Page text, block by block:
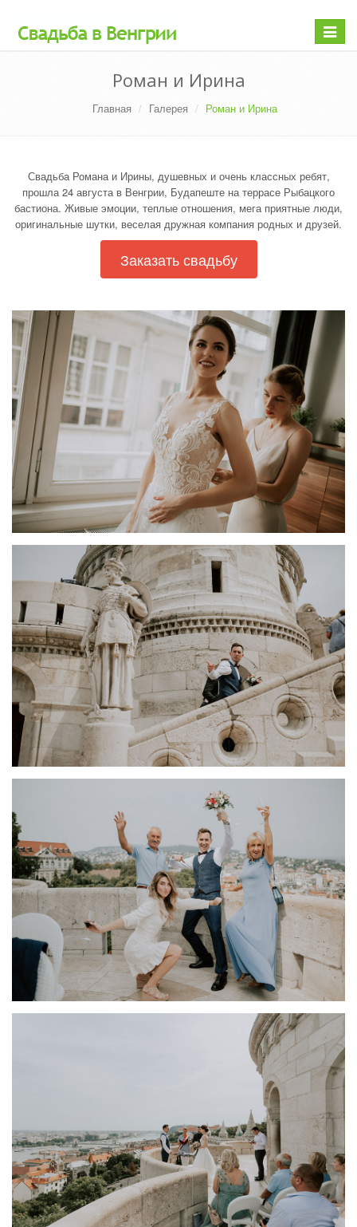
меню
Роман и Ирина
Главная Галерея Роман и Ирина
Свадьба Романа и Ирины, душевных и очень классных ребят,
прошла 24 августа в Венгрии, Будапеште на террасе Рыбацкого
бастиона. Живые эмоции, теплые отношения, мега приятные люди,
оригинальные шутки, веселая дружная компания родных и друзей.
Заказать свадьбу